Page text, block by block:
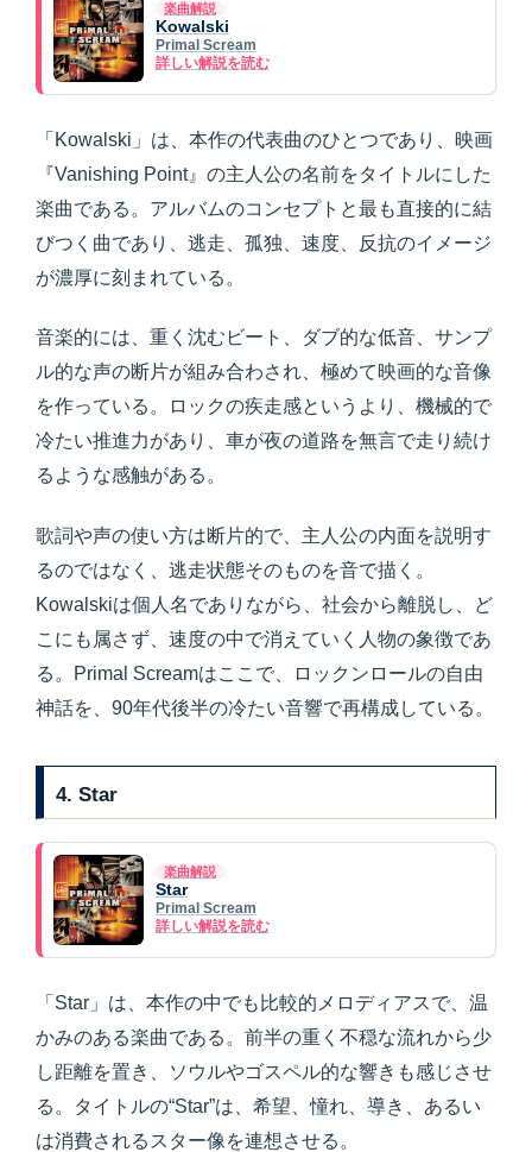
楽曲解説
Kowalski
Primal Scream
詳しい解説を読む
「Kowalski」は、本作の代表曲のひとつであり、映画
『Vanishing Point』の主人公の名前をタイトルにした
楽曲である。アルバムのコンセプトと最も直接的に結
びつく曲であり、逃走、孤独、速度、反抗のイメージ
が濃厚に刻まれている。
音楽的には、重く沈むビート、ダブ的な低音、サンプ
ル的な声の断片が組み合わされ、極めて映画的な音像
を作っている。ロックの疾走感というより、機械的で
冷たい推進力があり、車が夜の道路を無言で走り続け
るような感触がある。
歌詞や声の使い方は断片的で、主人公の内面を説明す
るのではなく、逃走状態そのものを音で描く。
Kowalskiは個人名でありながら、社会から離脱し、ど
こにも属さず、速度の中で消えていく人物の象徴であ
る。Primal Screamはここで、ロックンロールの自由
神話を、90年代後半の冷たい音響で再構成している。
4. Star
楽曲解説
Star
Primal Scream
詳しい解説を読む
「Star」は、本作の中でも比較的メロディアスで、温
かみのある楽曲である。前半の重く不穏な流れから少
し距離を置き、ソウルやゴスペル的な響きも感じさせ
る。タイトルの“Star”は、希望、憧れ、導き、あるい
は消費されるスター像を連想させる。